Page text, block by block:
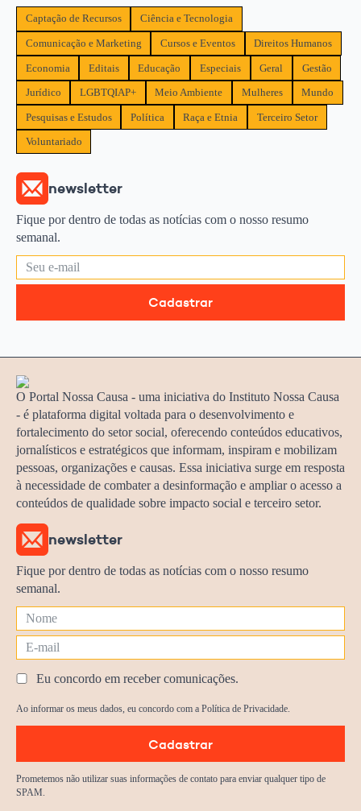
Captação de Recursos Ciência e Tecnologia
Comunicação e Marketing Cursos e Eventos Direitos Humanos
Economia Editais Educação Especiais Geral Gestão
Jurídico LGBTQIAP+ Meio Ambiente Mulheres Mundo
Pesquisas e Estudos Política Raça e Etnia Terceiro Setor
Voluntariado
newsletter
Fique por dentro de todas as notícias com o nosso resumo
semanal.
Cadastrar
O Portal Nossa Causa - uma iniciativa do Instituto Nossa Causa
- é plataforma digital voltada para o desenvolvimento e
fortalecimento do setor social, oferecendo conteúdos educativos,
jornalísticos e estratégicos que informam, inspiram e mobilizam
pessoas, organizações e causas. Essa iniciativa surge em resposta
à necessidade de combater a desinformação e ampliar o acesso a
conteúdos de qualidade sobre impacto social e terceiro setor.
newsletter
Fique por dentro de todas as notícias com o nosso resumo
semanal.
Eu concordo em receber comunicações.
Ao informar os meus dados, eu concordo com a Política de Privacidade.
Cadastrar
Prometemos não utilizar suas informações de contato para enviar qualquer tipo de
SPAM.